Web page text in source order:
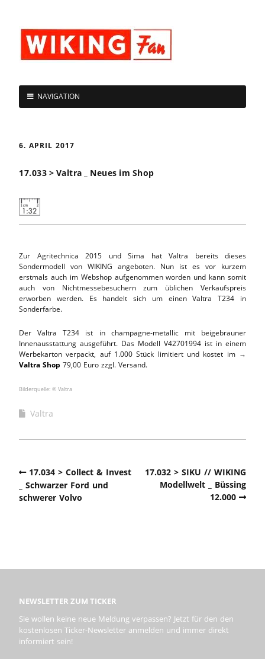
NAVIGATION
6. APRIL 2017
17.033 > Valtra _ Neues im Shop
Zur Agritechnica 2015 und Sima hat Valtra bereits dieses
Sondermodell von WIKING angeboten. Nun ist es vor kurzem
erstmals auch im Webshop aufgenommen worden und kann somit
auch von Nichtmessebesuchern zum üblichen Verkaufspreis
erworben werden. Es handelt sich um einen Valtra T234 in
Sonderfarbe.
Der Valtra T234 ist in champagne-metallic mit beigebrauner
Innenausstattung ausgeführt. Das Modell V42701994 ist in einem
Werbekarton verpackt, auf 1.000 Stück limitiert und kostet im →
Valtra Shop 79,00 Euro zzgl. Versand.
Bilderquelle: © Valtra
Valtra
17.034 > Collect & Invest
_ Schwarzer Ford und
schwerer Volvo
17.032 > SIKU // WIKING
Modellwelt _ Büssing
12.000
NEWSLETTER ZUM TICKER
Sie wollen keine neue Meldung verpassen? Jetzt für den den
kostenlosen Ticker-Newsletter anmelden und immer direkt
informiert sein!